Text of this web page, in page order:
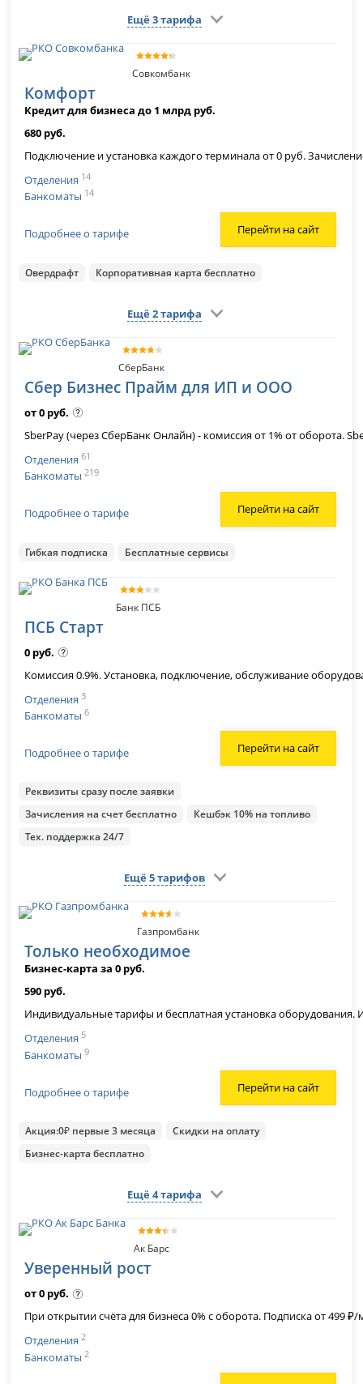
Ещё 3 тарифа
Совкомбанк
Комфорт
Кредит для бизнеса до 1 млрд руб.
680 руб.
Подключение и установка каждого терминала от 0 руб.
Отделения 14
Банкоматы 14
Подробнее о тарифе Перейти на сайт
Овердрафт Корпоративная карта бесплатно
Ещё 2 тарифа
СберБанк
Сбер Бизнес Прайм для ИП и ООО
от 0 руб.
SberPay (через СберБанк Онлайн) - комиссия от 1% от оборота.
Отделения61
Банкоматы219
Подробнее о тарифе Перейти на сайт
Гибкая подписка Бесплатные сервисы
Банк ПСБ
ПСБ Старт
0 руб.
Комиссия 0.9%. Установка, подключение, обслуживание
Отделения3
Банкоматы6
Подробнее о тарифе Перейти на сайт
Реквизиты сразу после заявки
Зачисления на счет бесплатно
Кешбэк 10% на топливо
Тех. поддержка 24/7
Ещё 5 тарифов
Газпромбанк
Только необходимое
Бизнес-карта за 0 руб.
590 руб.
Индивидуальные тарифы и бесплатная установка оборудования.
Отделения 5
Банкоматы9
Подробнее о тарифе Перейти на сайт
Акция:0₽ первые 3 месяца
Скидки на оплату
Бизнес-карта бесплатно
Ещё 4 тарифа
Ак Барс
Уверенный рост
от 0 руб.
При открытии счёта для бизнеса 0% с оборота. Подписка от 499
Отделения2
Банкоматы2